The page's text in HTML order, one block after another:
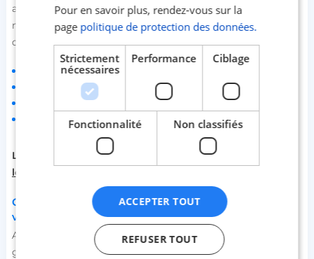
auprès de ton assureur. Tu dois faire une estimation des
montants des dommages subis et rassembler tous les
documents permettant l’indemnisation comme :
les photos
les témoignages
un dépôt de plainte
les factures des biens
Lire aussi :
Assurance‌ ‌habitation‌ ‌:‌ ‌la‌ ‌démarche‌ ‌à‌ ‌suivre‌
‌lors‌ ‌d'un‌ ‌sinistre‌ ‌
Comment sécuriser ton appart quand tu pars en
vacances ?
Avant de partir en vacances, n’oublie pas ces quelques
gestes simples pour t’épargner les mauvaises surprises à
Pour en savoir plus, rendez-vous sur la
page politique de protection des données.
Strictement
nécessaires
Performance Ciblage
Fonctionnalité Non classifiés
ACCEPTER TOUT
REFUSER TOUT